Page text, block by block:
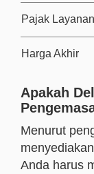
Pajak Layanan
Harga Akhir
Apakah
Menurut
Anda harus